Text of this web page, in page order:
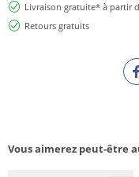
Livraison gratuite* à partir
Retours gratuits
Vous aimerez peut-être